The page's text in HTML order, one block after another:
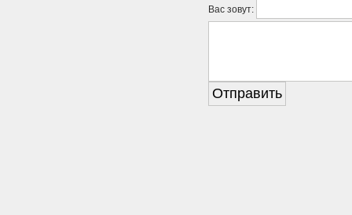
Вас зовут: